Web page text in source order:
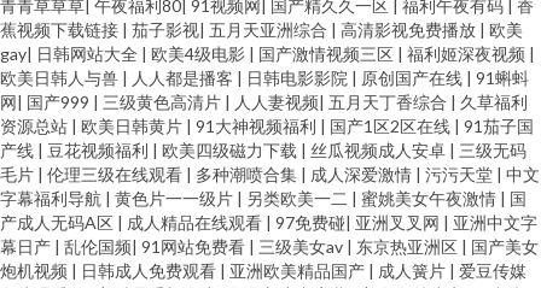
青青草草草| 午夜福利80| 91视频网| 国产精久久一区 | 福利午夜有码 | 香
蕉视频下载链接 | 茄子影视| 五月天亚洲综合 | 高清影视免费播放 | 欧美
gay| 日韩网站大全 | 欧美4级电影 | 国产激情视频三区 | 福利姬深夜视频 |
欧美日韩人与兽 | 人人都是播客 | 日韩电影影院 | 原创国产在线 | 91蝌蚪
网| 国产999 | 三级黄色高清片 | 人人妻视频| 五月天丁香综合 | 久草福利
资源总站 | 欧美日韩黄片 | 91大神视频福利 | 国产1区2区在线 | 91茄子国
产线 | 豆花视频福利 | 欧美四级磁力下载 | 丝瓜视频成人安卓 | 三级无码
毛片 | 伦理三级在线观看 | 多种潮喷合集 | 成人深爱激情 | 污污天堂 | 中文
字幕福利导航 | 黄色片一一级片 | 另类欧美一二 | 蜜姚美女午夜激情 | 国
产成人无码A区 | 成人精品在线观看 | 97免费碰| 亚洲叉叉网 | 亚洲中文字
幕日产 | 乱伦国频| 91网站免费看 | 三级美女av | 东京热亚洲区 | 国产美女
炮机视频 | 日韩成人免费观看 | 亚洲欧美精品国产 | 成人簧片 | 爱豆传媒